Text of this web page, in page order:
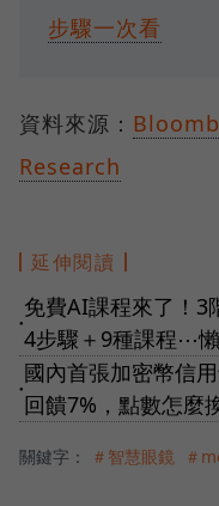
步驟一次看
資料來源：
Research
延伸閱讀
●
免費AI課程來了！3
4步驟＋9種課程⋯
●
國內首張加密幣信
回饋7%，點數怎麼
關鍵字： ＃智慧眼鏡 ＃